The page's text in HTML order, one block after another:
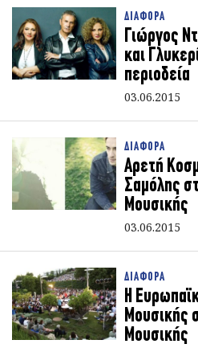
ΔΙΑΦΟΡΑ
Γιώργος
και
περιοδεία
03.06.2015
ΔΙΑΦΟΡΑ
Αρετή
Σαμόλης
Μουσικής
03.06.2015
ΔΙΑΦΟΡΑ
Η
Μουσικής
Μουσικής